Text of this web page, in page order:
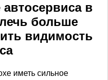
в
больше
видимость
иметь сильное